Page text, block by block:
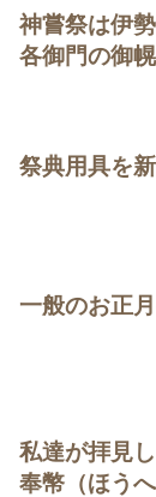
神嘗祭は伊
各御門の御
祭典用具を
一般のお正
私達が拝見
奉幣（ほう